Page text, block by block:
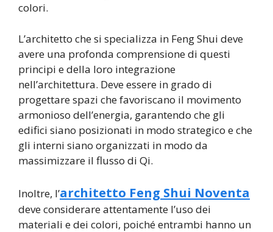
colori.
L’architetto che si specializza in Feng Shui deve
avere una profonda comprensione di questi
principi e della loro integrazione
nell’architettura. Deve essere in grado di
progettare spazi che favoriscano il movimento
armonioso dell’energia, garantendo che gli
edifici siano posizionati in modo strategico e che
gli interni siano organizzati in modo da
massimizzare il flusso di Qi.
Inoltre, l’architetto Feng Shui Noventa
deve considerare attentamente l’uso dei
materiali e dei colori, poiché entrambi hanno un